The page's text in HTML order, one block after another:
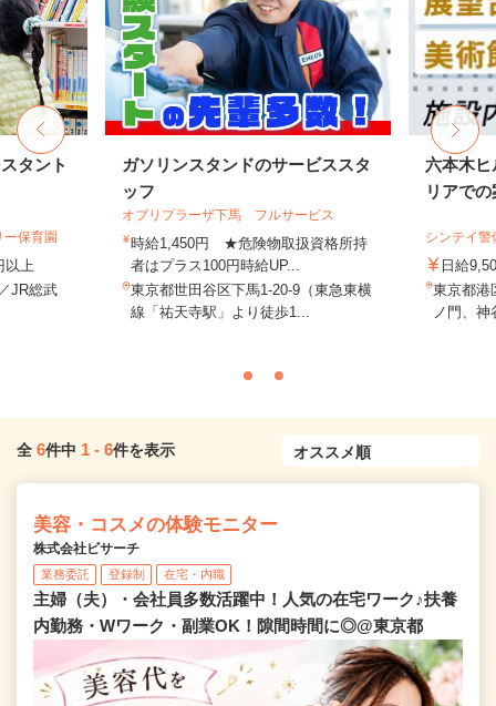
タント
保育園
以上
JR総武
ガソリンスタンドのサービススタ
ッフ
オブリプラーザ下馬 フルサービス
時給1,450円 ★危険物取扱資格所持
者はプラス100円時給UP...
東京都世田谷区下馬1-20-9（東急東横
線「祐天寺駅」より徒歩1...
六本木ヒ
リアで
シンテイ
日給
東京都港
ノ門、
全 6件中 1 - 6件を表示
美容・コスメの体験モニター
株式会社ビサーチ
業務委託 登録制 在宅・内職
主婦（夫）・会社員多数活躍中！人気の在宅ワーク♪扶養
内勤務・Wワーク・副業OK！隙間時間に◎@東京都